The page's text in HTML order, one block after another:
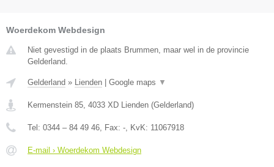
Woerdekom Webdesign
Niet gevestigd in de plaats Brummen, maar wel in de provincie
Gelderland.
Gelderland » Lienden Google maps ▼
Kermenstein 85 4033 XD Lienden (Gelderland)
Tel: 0344 – 84 49 46 , Fax: - , KvK: 11067918
E-mail › Woerdekom Webdesign